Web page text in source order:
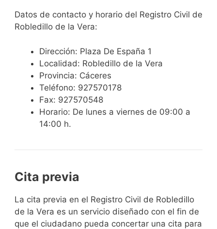
Datos de contacto y horario del Registro Civil de
Robledillo de la Vera:
Dirección: Plaza De España 1
Localidad: Robledillo de la Vera
Provincia: Cáceres
Teléfono: 927570178
Fax: 927570548
Horario: De lunes a viernes de 09:00 a
14:00 h.
Cita previa
​​​​​​​​​​​​​​​​​​​​​​​​​​​​La cita previa en el Registro Civil de Robledillo
de la Vera es un servicio diseñado con el fin de
que el ciudadano pueda concertar una cita para